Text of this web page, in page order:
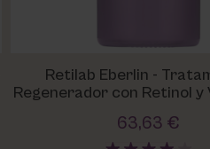
Retilab Eberlin -
Regenerador con Retinol y
63,63 €